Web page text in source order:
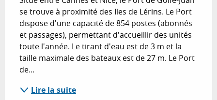
se trouve à proximité des Iles de Lérins. Le Port
dispose d'une capacité de 854 postes (abonnés
et passages), permettant d'accueillir des unités
toute l'année. Le tirant d'eau est de 3 m et la
taille maximale des bateaux est de 27 m. Le Port
de...
Lire la suite